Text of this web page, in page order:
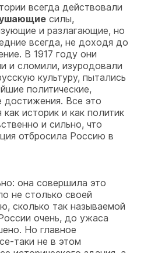
всегда действовали
силы,
и разлагающие, но
всегда, не доходя до
В 1917 году они
и сломили, изуродовали
культуру, пытались
политические,
достижения. Все это
историк и как политик
и сильно, что
отбросила Россию в
она совершила это
не столько своей
сколько так называемой
очень, до ужаса
Но главное
таки не в этом